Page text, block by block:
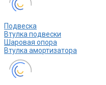
Подвеска
Втулка подвески
Шаровая опора
Втулка амортизатора